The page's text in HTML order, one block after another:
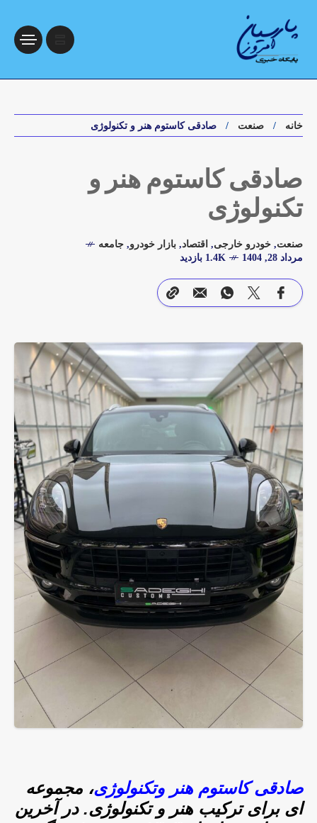
خانه صنعت صادقی کاستوم هنر و تکنولوژی
صادقی کاستوم هنر و
تکنولوژی
صنعت, خودرو خارجی, اقتصاد, بازار خودرو, جامعه
مرداد 28, 1404
1.4K بازدید
صادقی کاستوم هنر وتکنولوژی، مجموعه
ای برای ترکیب هنر و تکنولوژی.در آخرین